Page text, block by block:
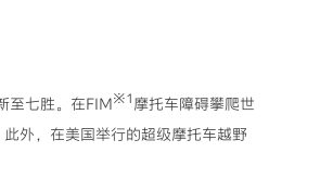
至七胜。在FIM※1 摩托车障碍攀爬世
外，在美国举行的超级摩托车越野